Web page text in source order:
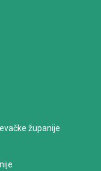
županije